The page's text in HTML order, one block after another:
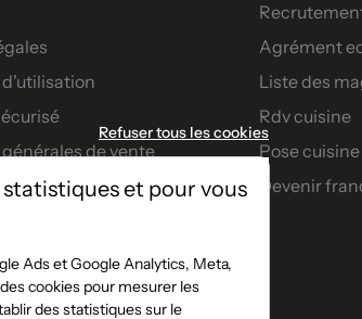
de vente
confort
Agrément
Liste des
Rdv cuisine
Pose cuisine
Devenir
Refuser tous les cookies
et pour vous
Ads et Google Analytics, Meta,
cookies pour mesurer les
des statistiques sur le